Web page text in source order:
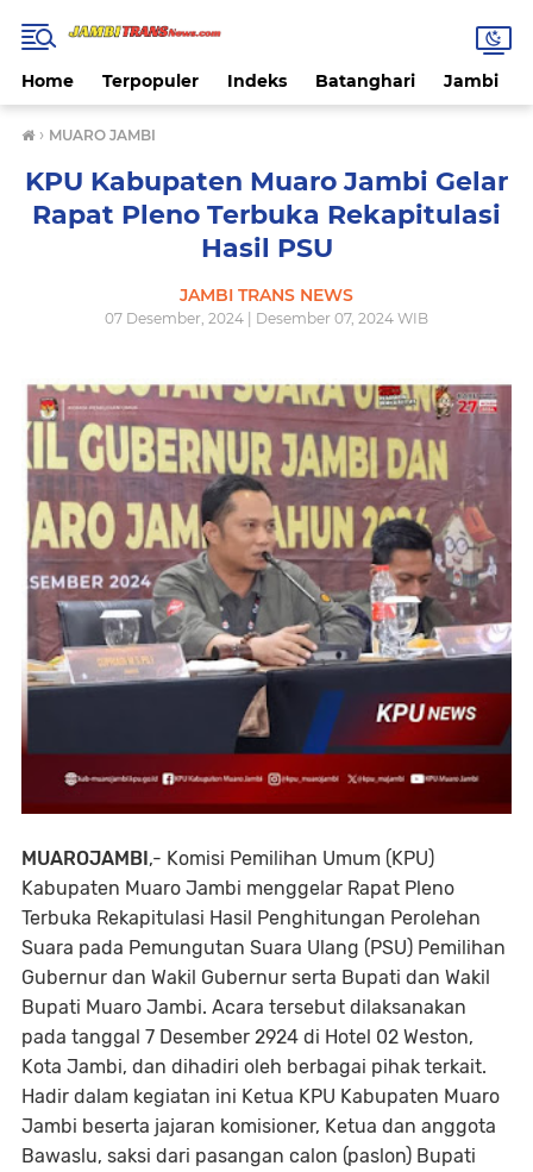
Home Terpopuler Indeks Batanghari Jambi
› MUARO JAMBI
KPU Kabupaten Muaro Jambi Gelar
Rapat Pleno Terbuka Rekapitulasi
Hasil PSU
JAMBI TRANS NEWS
07 Desember, 2024 | Desember 07, 2024 WIB
MUAROJAMBI,- Komisi Pemilihan Umum (KPU)
Kabupaten Muaro Jambi menggelar Rapat Pleno
Terbuka Rekapitulasi Hasil Penghitungan Perolehan
Suara pada Pemungutan Suara Ulang (PSU) Pemilihan
Gubernur dan Wakil Gubernur serta Bupati dan Wakil
Bupati Muaro Jambi. Acara tersebut dilaksanakan
pada tanggal 7 Desember 2924 di Hotel 02 Weston,
Kota Jambi, dan dihadiri oleh berbagai pihak terkait.
Hadir dalam kegiatan ini Ketua KPU Kabupaten Muaro
Jambi beserta jajaran komisioner, Ketua dan anggota
Bawaslu, saksi dari pasangan calon (paslon) Bupati